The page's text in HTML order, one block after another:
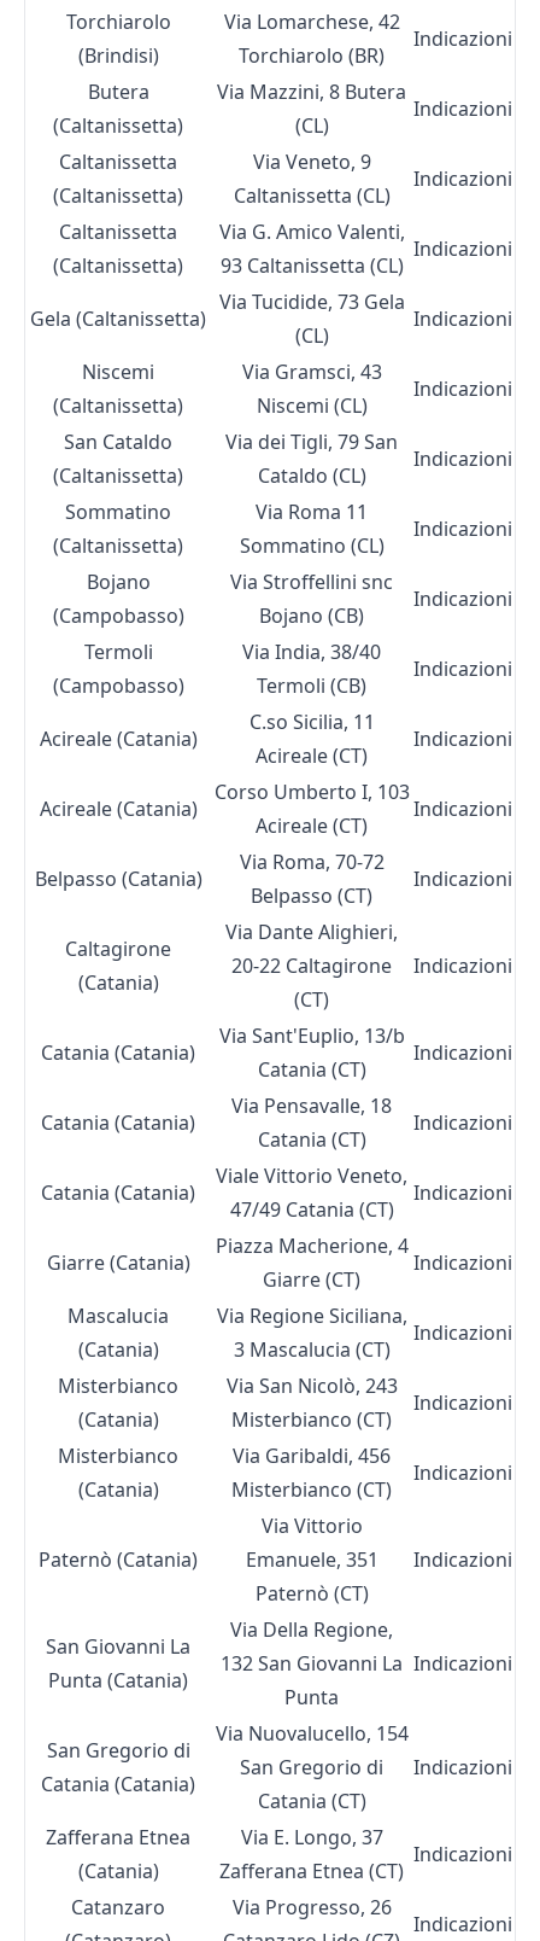
Torchiarolo
(Brindisi)
Via Lomarchese, 42
Torchiarolo (BR)
Indicazioni
Butera
(Caltanissetta)
Via Mazzini, 8 Butera
(CL)
Indicazioni
Caltanissetta
(Caltanissetta)
Via Veneto, 9
Caltanissetta (CL)
Indicazioni
Caltanissetta
(Caltanissetta)
Via G. Amico Valenti,
93 Caltanissetta (CL)
Indicazioni
Gela (Caltanissetta)
Via Tucidide, 73 Gela
(CL)
Indicazioni
Niscemi
(Caltanissetta)
Via Gramsci, 43
Niscemi (CL)
Indicazioni
San Cataldo
(Caltanissetta)
Via dei Tigli, 79 San
Cataldo (CL)
Indicazioni
Sommatino
(Caltanissetta)
Via Roma 11
Sommatino (CL)
Indicazioni
Bojano
(Campobasso)
Via Stroffellini snc
Bojano (CB)
Indicazioni
Termoli
(Campobasso)
Via India, 38/40
Termoli (CB)
Indicazioni
Acireale (Catania)
C.so Sicilia, 11
Acireale (CT)
Indicazioni
Acireale (Catania)
Corso Umberto I, 103
Acireale (CT)
Indicazioni
Belpasso (Catania)
Via Roma, 70-72
Belpasso (CT)
Indicazioni
Caltagirone
(Catania)
Via Dante Alighieri,
20-22 Caltagirone
(CT)
Indicazioni
Catania (Catania)
Via Sant'Euplio, 13/b
Catania (CT)
Indicazioni
Catania (Catania)
Via Pensavalle, 18
Catania (CT)
Indicazioni
Catania (Catania)
Viale Vittorio Veneto,
47/49 Catania (CT)
Indicazioni
Giarre (Catania)
Piazza Macherione, 4
Giarre (CT)
Indicazioni
Mascalucia
(Catania)
Via Regione Siciliana,
3 Mascalucia (CT)
Indicazioni
Misterbianco
(Catania)
Via San Nicolò, 243
Misterbianco (CT)
Indicazioni
Misterbianco
(Catania)
Via Garibaldi, 456
Misterbianco (CT)
Indicazioni
Paternò (Catania)
Via Vittorio
Emanuele, 351
Paternò (CT)
Indicazioni
San Giovanni La
Punta (Catania)
Via Della Regione,
132 San Giovanni La
Punta
Indicazioni
San Gregorio di
Catania (Catania)
Via Nuovalucello, 154
San Gregorio di
Catania (CT)
Indicazioni
Zafferana Etnea
(Catania)
Via E. Longo, 37
Zafferana Etnea (CT)
Indicazioni
Catanzaro
Via Progresso, 26
Indicazioni